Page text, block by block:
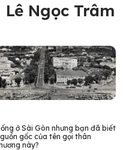
Ngọc Trâm
ở Sài Gòn nhưng bạn đã biết
gốc của tên gọi thân
này?